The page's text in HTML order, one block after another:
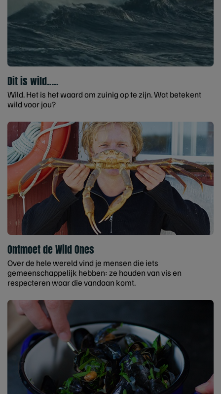
Dit is wild…..
Wild. Het is het waard om zuinig op te zijn. Wat betekent
wild voor jou?
Ontmoet de Wild Ones
Over de hele wereld vind je mensen die iets
gemeenschappelijk hebben: ze houden van vis en
respecteren waar die vandaan komt.